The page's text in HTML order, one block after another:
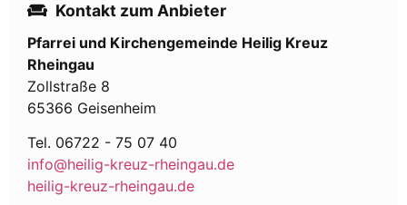
Kontakt zum Anbieter
Pfarrei und Kirchengemeinde Heilig Kreuz
Rheingau
Zollstraße 8
65366 Geisenheim
Tel. 06722 - 75 07 40
info@heilig-kreuz-rheingau.de
heilig-kreuz-rheingau.de